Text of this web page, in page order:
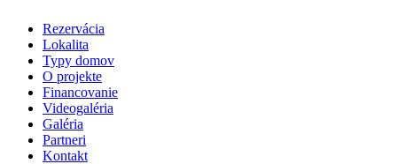
Rezervácia
Lokalita
Typy domov
O projekte
Financovanie
Videogaléria
Galéria
Partneri
Kontakt